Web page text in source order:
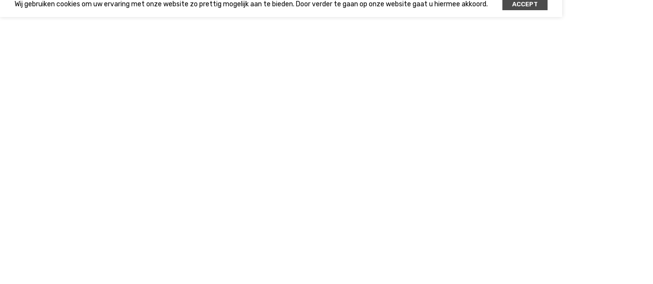
Wij gebruiken cookies om uw ervaring met onze website zo prettig mogelijk aan te bieden. Door verder te gaan op onze website gaat u hiermee akkoord. ACCEPT